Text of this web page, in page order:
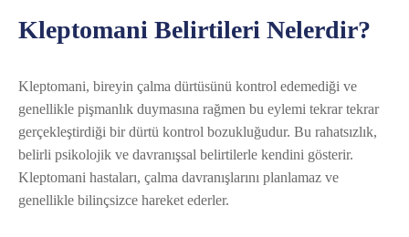
Kleptomani Belirtileri Nelerdir?
Kleptomani, bireyin çalma dürtüsünü kontrol edemediği ve
genellikle pişmanlık duymasına rağmen bu eylemi tekrar tekrar
gerçekleştirdiği bir dürtü kontrol bozukluğudur. Bu rahatsızlık,
belirli psikolojik ve davranışsal belirtilerle kendini gösterir.
Kleptomani hastaları, çalma davranışlarını planlamaz ve
genellikle bilinçsizce hareket ederler.